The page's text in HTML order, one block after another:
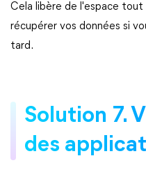
Cela libère de l'espace
récupérer vos données si
tard.
Solution 7.
des